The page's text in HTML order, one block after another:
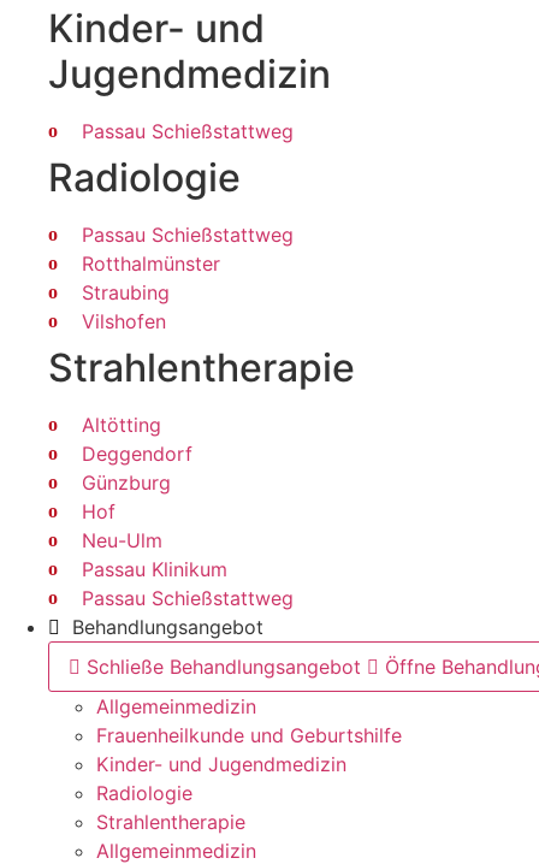
Kinder- und
Jugendmedizin
Passau Schießstattweg
Radiologie
Passau Schießstattweg
Rotthalmünster
Straubing
Vilshofen
Strahlen­therapie
Altötting
Deggendorf
Günzburg
Hof
Neu-Ulm
Passau Klinikum
Passau Schießstattweg
Behandlungsangebot
Schließe Behandlungsangebot
Öffne
Allgemeinmedizin
Frauenheilkunde und Geburtshilfe
Kinder- und Jugendmedizin
Radiologie
Strahlentherapie
Allgemeinmedizin